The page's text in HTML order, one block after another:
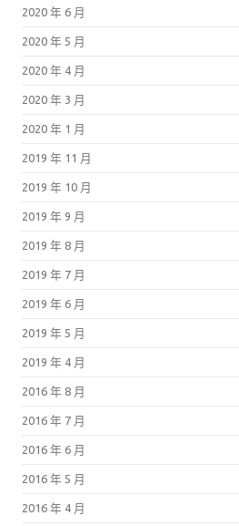
2020 年 6 月
2020 年 5 月
2020 年 4 月
2020 年 3 月
2020 年 1 月
2019 年 11 月
2019 年 10 月
2019 年 9 月
2019 年 8 月
2019 年 7 月
2019 年 6 月
2019 年 5 月
2019 年 4 月
2016 年 8 月
2016 年 7 月
2016 年 6 月
2016 年 5 月
2016 年 4 月